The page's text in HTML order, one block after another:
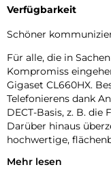
Verfügbarkeit
Schöner
Für alle, die in
Kompromiss
Gigaset CL660HX.
Telefonierens dank
DECT-Basis, z. B. die
Darüber hinaus
hochwertige,
Überzeugt in Optik
Mehr lesen